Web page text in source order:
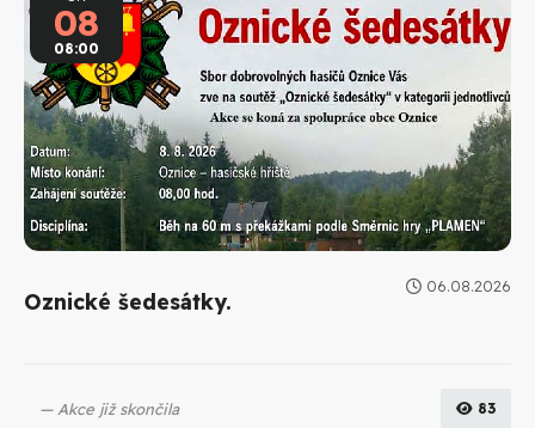
08
08:00
06.08.2026
Oznické šedesátky.
Akce již skončila 83